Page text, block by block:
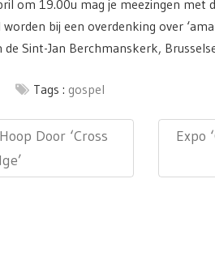
om 19.00u mag je meezingen met
bij een overdenking over
Sint-Jan Berchmanskerk,
Tags : gospel
Door ‘Cross
Next
Expo